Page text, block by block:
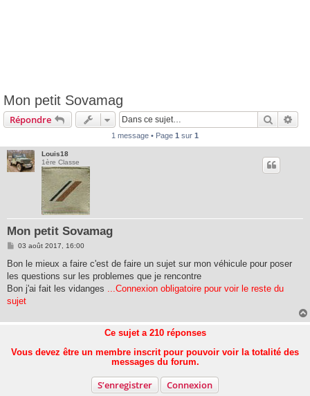
Mon petit Sovamag
Répondre
1 message • Page 1 sur 1
Louis18
1ère Classe
Mon petit Sovamag
M
s
a
g
03 août 2017, 16:00
Bon le mieux a faire c'est de faire un sujet sur mon véhicule pour poser
les questions sur les problemes que je rencontre
Bon j'ai fait les vidanges
...Connexion obligatoire pour voir le reste du
sujet
Ce sujet a 210réponses
Vous devez être un membre inscrit pour pouvoir voir la totalité des
messages du forum.
S’enregistrer Connexion